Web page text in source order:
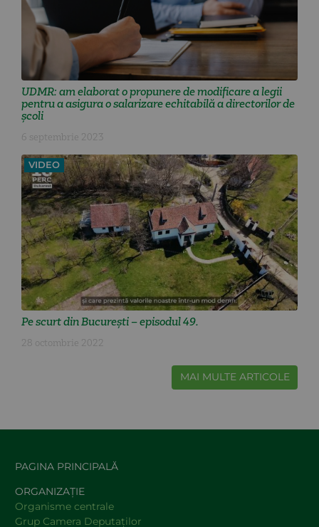
UDMR: am elaborat o propunere de modificare a legii
pentru a asigura o salarizare echitabilă a directorilor de
școli
6 septembrie 2023
VIDEO
Pe scurt din București – episodul 49.
28 octombrie 2022
MAI MULTE ARTICOLE
PAGINA PRINCIPALĂ
ORGANIZAȚIE
Organisme centrale
Grup Camera Deputaţilor